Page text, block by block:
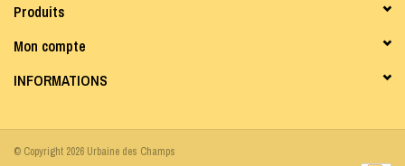
Produits
Mon compte
INFORMATIONS
© Copyright 2026 Urbaine des Champs